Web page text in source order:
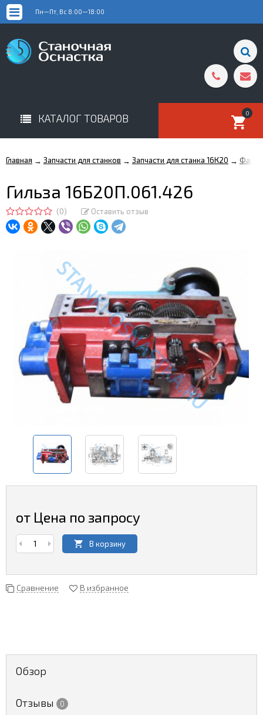
Пн—Пт, Вс 8:00—18:00
КАТАЛОГ ТОВАРОВ 0
Главная → Запчасти для станков → Запчасти для станка 16К20 →
Гильза 16Б20П.061.426
(0) Оставить отзыв
от Цена по запросу
В корзину
Сравнение В избранное
Обзор
Отзывы 0